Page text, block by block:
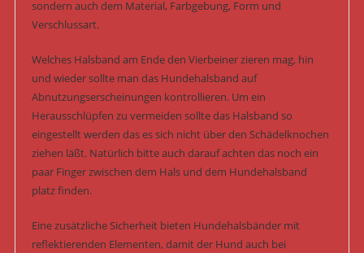
sondern auch dem Material, Farbgebung, Form und
Verschlussart.
Welches Halsband am Ende den Vierbeiner zieren mag, hin
und wieder sollte man das Hundehalsband auf
Abnutzungserscheinungen kontrollieren. Um ein
Herausschlüpfen zu vermeiden sollte das Halsband so
eingestellt werden das es sich nicht über den Schädelknochen
ziehen läßt. Natürlich bitte auch darauf achten das noch ein
paar Finger zwischen dem Hals und dem Hundehalsband
platz finden.
Eine zusätzliche Sicherheit bieten Hundehalsbänder mit
reflektierenden Elementen, damit der Hund auch bei